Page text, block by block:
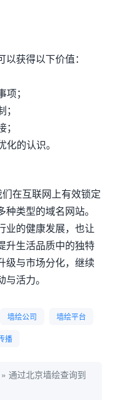
获得以下价值：
；
的认识。
在互联网上有效锁定
类型的域名网站。
业的健康发展，也让
升生活品质中的独特
级与市场分化，继续
活力。
墙绘公司 墙绘平台
播
» 通过北京墙绘查询到